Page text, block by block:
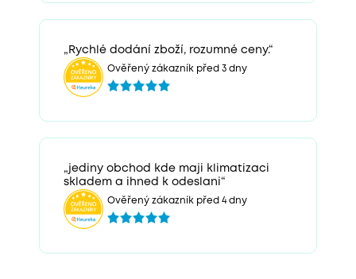
„Rychlé dodání zboží, rozumné ceny.“
Ověřený zákazník před 3 dny
„jediny obchod kde maji klimatizaci
skladem a ihned k odeslani“
Ověřený zákazník před 4 dny